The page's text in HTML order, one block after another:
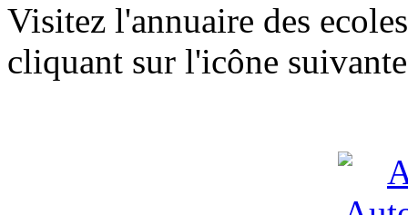
Visitez l'annuaire des
cliquant sur l'icône